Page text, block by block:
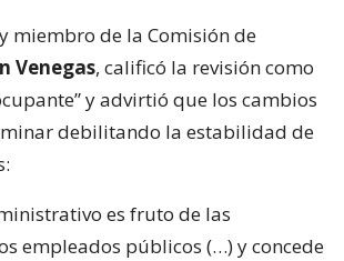
miembro de la Comisión de
Venegas, calificó la revisión como
y advirtió que los cambios
debilitando la estabilidad de
es fruto de las
empleados públicos (…) y concede